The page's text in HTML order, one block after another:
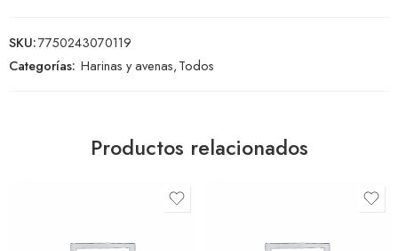
SKU:7750243070119
Categorías: Harinas y avenas,Todos
Productos relacionados